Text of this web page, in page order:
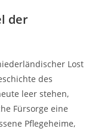
der
Lost
des
leer stehen,
Fürsorge eine
Pflegeheime,